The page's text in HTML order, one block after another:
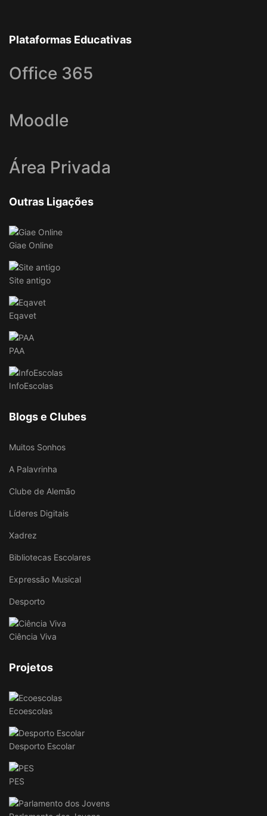
Plataformas Educativas
Office 365
Moodle
Área Privada
Outras Ligações
Giae Online
Site antigo
Eqavet
PAA
InfoEscolas
Blogs e Clubes
Muitos Sonhos
A Palavrinha
Clube de Alemão
Líderes Digitais
Xadrez
Bibliotecas Escolares
Expressão Musical
Desporto
Ciência Viva
Projetos
Ecoescolas
Desporto Escolar
PES